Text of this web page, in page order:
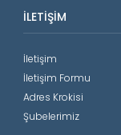
İLETIŞIM
İletişim
İletişim Formu
Adres Krokisi
Şubelerimiz